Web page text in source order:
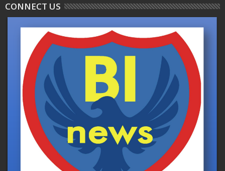
CONNECT US